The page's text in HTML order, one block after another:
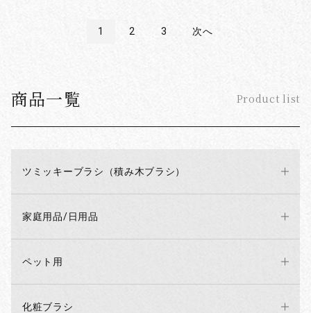
商品一覧 Product list
ツミッキーブラシ（積み木ブラシ）
家庭用品/日用品
ペット用
化粧ブラシ
1 2 3 次へ